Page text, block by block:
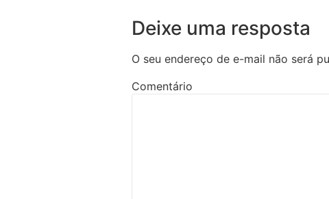
Deixe uma resposta
O seu endereço de e-mail não será
Comentário